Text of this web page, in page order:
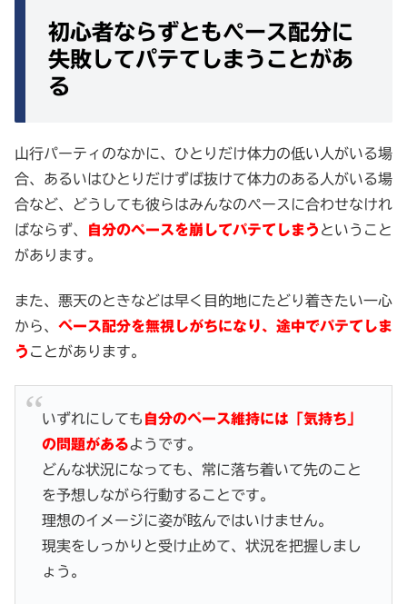
初心者ならずともぺース配分に
失敗してパテてしまうことがあ
る
山行パーティのなかに、ひとりだけ体力の低い人がいる場
合、あるいはひとりだけずば抜けて体力のある人がいる場
合など、どうしても彼らはみんなのぺースに合わせなけれ
ばならず、
自分のぺースを崩してパテてしまう ということ
があります。
また、悪天のときなどは早く目的地にたどり着きたい一心
から、 ペース配分を無視しがちになり、途中でパテてしま
う ことがあります。
いずれにしても 自分のペース維持には「気持ち」
の問題があるようです。
どんな状況になっても、常に落ち着いて先のこと
を予想しながら行動することです。
理想のイメージに姿が眩んではいけません。
現実をしっかりと受け止めて、状況を把握しまし
ょう。